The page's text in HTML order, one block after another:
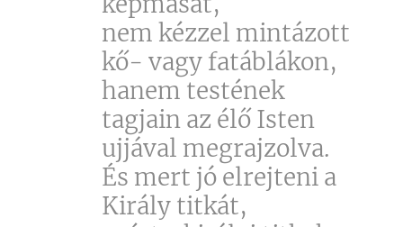
nem kézzel mintázott
kő- vagy fatáblákon,
hanem testének
tagjain az élő Isten
ujjával megrajzolva.
És mert jó elrejteni a
Király titkát,